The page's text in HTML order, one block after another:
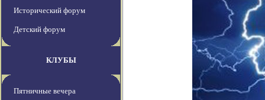
Исторический форум
Детский форум
КЛУБЫ
Пятничные вечера